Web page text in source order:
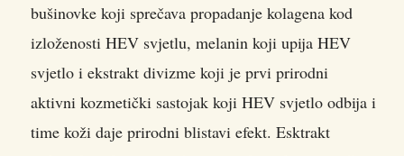
bušinovke koji sprečava propadanje kolagena kod
izloženosti HEV svjetlu, melanin koji upija HEV
svjetlo i ekstrakt divizme koji je prvi prirodni
aktivni kozmetički sastojak koji HEV svjetlo odbija i
time koži daje prirodni blistavi efekt. Esktrakt